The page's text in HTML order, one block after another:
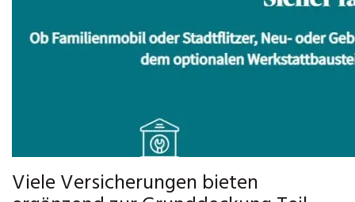
Viele Versicherungen bieten